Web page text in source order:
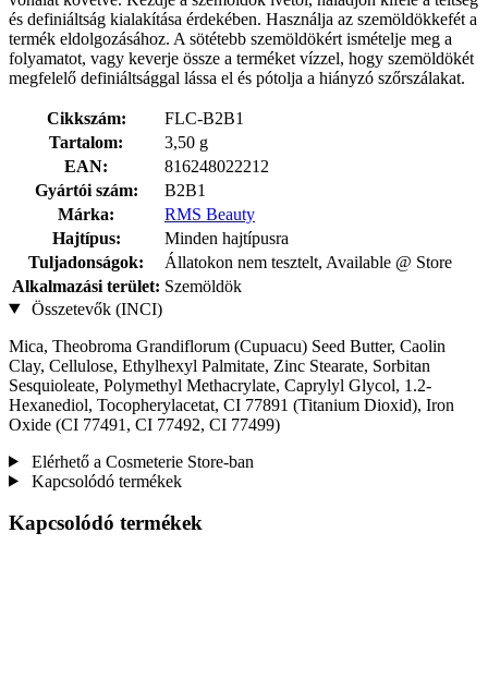
és definiáltság kialakítása érdekében. Használja az szemöldökkefét a
termék eldolgozásához. A sötétebb szemöldökért ismételje meg a
folyamatot, vagy keverje össze a terméket vízzel, hogy szemöldökét
megfelelő definiáltsággal lássa el és pótolja a hiányzó szőrszálakat.
Cikkszám:
FLC-B2B1
Tartalom:
3,50 g
EAN:
816248022212
Gyártói szám:
B2B1
Márka:
RMS Beauty
Hajtípus:
Minden hajtípusra
Tuljadonságok:
Állatokon nem tesztelt, Available @ Store
Alkalmazási terület: Szemöldök
Összetevők (INCI)
Mica, Theobroma Grandiflorum (Cupuacu) Seed Butter, Caolin
Clay, Cellulose, Ethylhexyl Palmitate, Zinc Stearate, Sorbitan
Sesquioleate, Polymethyl Methacrylate, Caprylyl Glycol, 1.2-
Hexanediol, Tocopherylacetat, CI 77891 (Titanium Dioxid), Iron
Oxide (CI 77491, CI 77492, CI 77499)
Elérhető a Cosmeterie Store-ban
Kapcsolódó termékek
Kapcsolódó termékek